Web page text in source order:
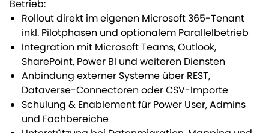
Betrieb:
Rollout direkt im eigenen Microsoft 365-Tenant
inkl. Pilotphasen und optionalem Parallelbetrieb
Integration mit Microsoft Teams, Outlook,
SharePoint, Power BI und weiteren Diensten
Anbindung externer Systeme über REST,
Dataverse-Connectoren oder CSV-Importe
Schulung & Enablement für Power User, Admins
und Fachbereiche